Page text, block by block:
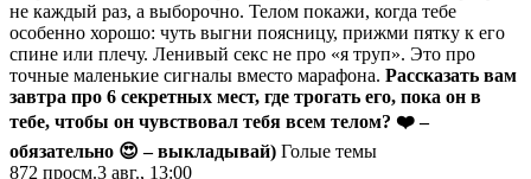
не каждый раз, а выборочно. Телом покажи, когда тебе
особенно хорошо: чуть выгни поясницу, прижми пятку к его
спине или плечу. Ленивый секс не про «я труп». Это про
точные маленькие сигналы вместо марафона. Рассказать вам
завтра про 6 секретных мест, где трогать его, пока он в
тебе, чтобы он чувствовал тебя всем телом? ❤️ –
обязательно 😍 – выкладывай) Голые темы
872 просм.3 авг., 13:00